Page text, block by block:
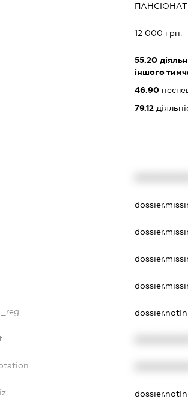
12 000 грн.
55.20
іншого
46.90
79.12